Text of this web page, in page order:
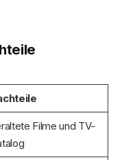
Filme und TV-